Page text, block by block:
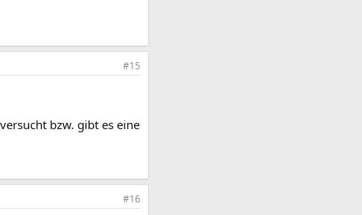
#15
bzw. gibt es eine
#16